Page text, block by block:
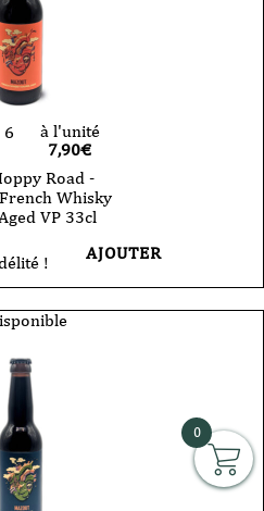
6
à l'unité
7,90€
Road -
Whisky
VP 33cl
! AJOUTER
0